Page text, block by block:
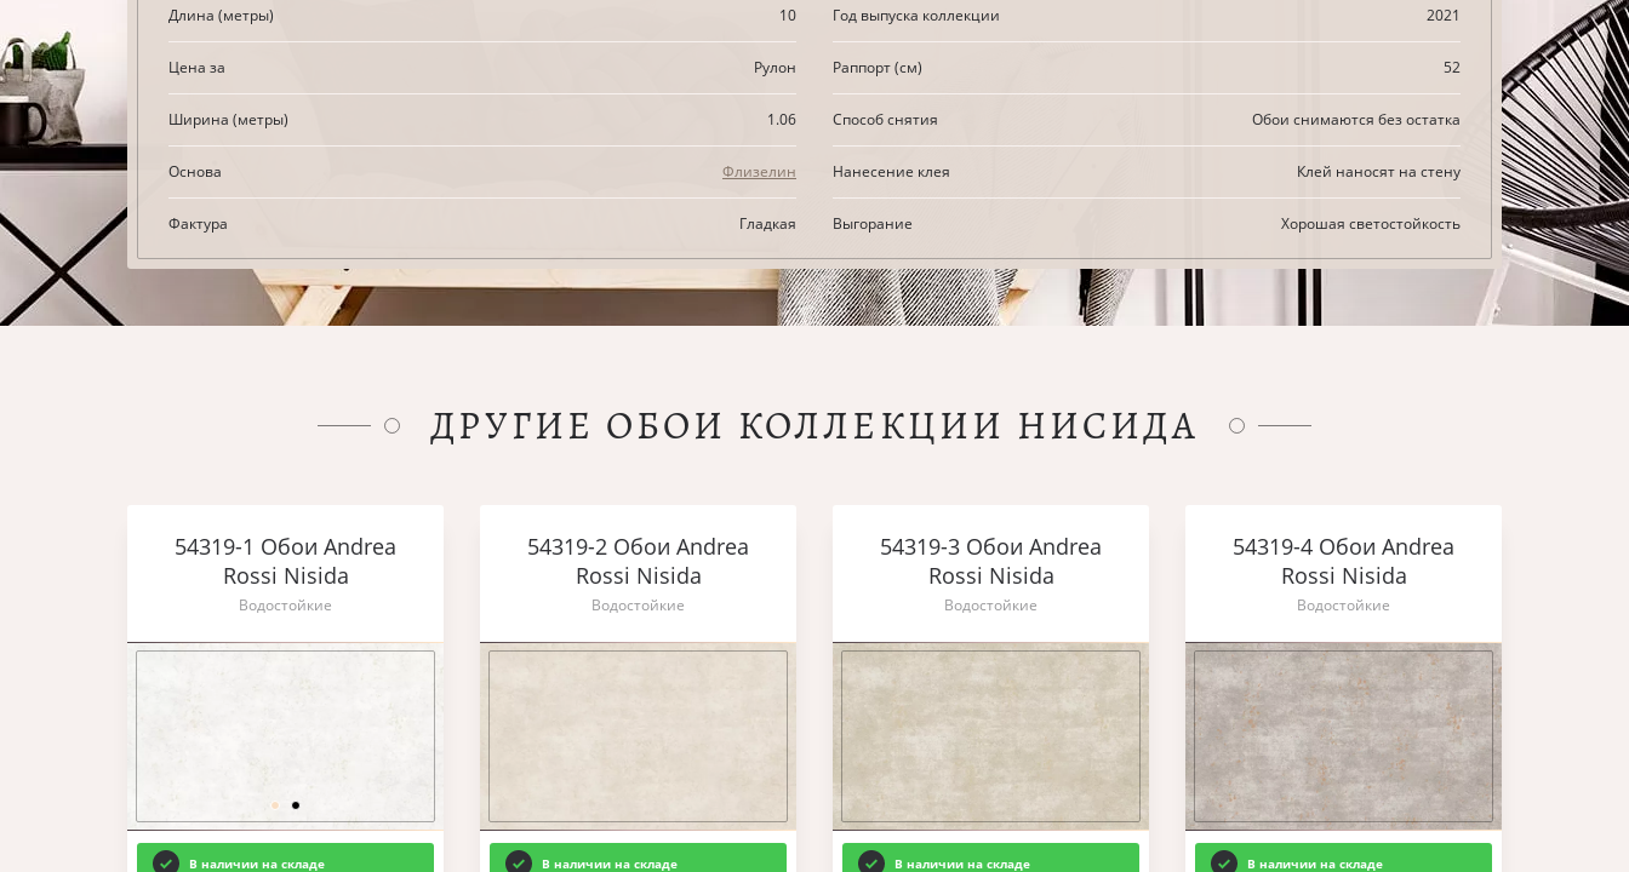
Длина (метры) 10
Цена за Рулон
Ширина (метры) 1.06
Основа Флизелин
Фактура Гладкая
Год выпуска коллекции 2021
Раппорт (см) 52
Способ снятия Обои снимаются без остатка
Нанесение клея Клей наносят на стену
Выгорание Хорошая светостойкость
ДРУГИЕ ОБОИ КОЛЛЕКЦИИ НИСИДА
54319-1 Обои Andrea
Rossi Nisida
Водостойкие
В наличии на складе
54319-2 Обои Andrea
Rossi Nisida
Водостойкие
В наличии на складе
54319-3 Обои Andrea
Rossi Nisida
Водостойкие
В наличии на складе
54319-4 Обои Andrea
Rossi Nisida
Водостойкие
В наличии на складе